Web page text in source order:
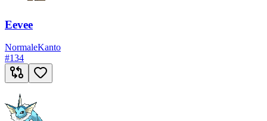
Eevee
NormaleKanto
#134